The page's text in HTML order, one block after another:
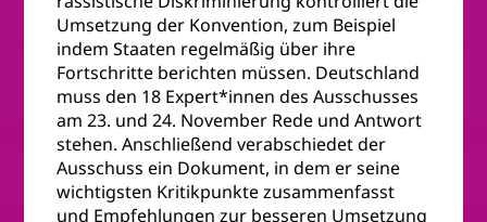
Umsetzung der Konvention, zum Beispiel
indem Staaten regelmäßig über ihre
Fortschritte berichten müssen. Deutschland
muss den 18 Expert*innen des Ausschusses
am 23. und 24. November Rede und Antwort
stehen. Anschließend verabschiedet der
Ausschuss ein Dokument, in dem er seine
wichtigsten Kritikpunkte zusammenfasst
und Empfehlungen zur besseren Umsetzung